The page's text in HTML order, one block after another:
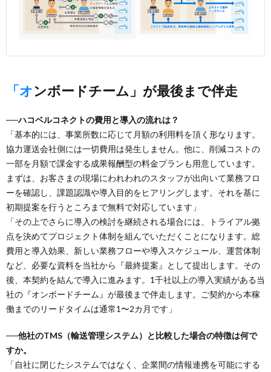
「オンボードチーム」が最後まで伴走
──ハコベルコネクトの費用と導入の流れは？
「基本的には、事業所数に応じて月額の利用料を頂く形なります。
協力運送会社側には一切費用は発生しません。他に、削減コストの
一部を月額で課金する成果報酬型の料金プランも用意しています。
まずは、お客さまの現場にわれわれのスタッフが出向いて業務フロ
ーを確認し、課題認識や導入目的をヒアリングします。それを基に
初期提案を行うところまで無料で対応しています」
「その上でさらに導入の検討を継続される場合には、トライアル拠
点を決めてプロジェクト体制を組んでいただくことになります。総
費用と導入効果、新しい業務フローや導入スケジュール、運営体制
など、必要な資料を当社から『最終提案』として提出します。その
後、本契約を結んで導入に進みます。1千社以上の導入実績がある当
社の『オンボードチーム』が最後まで伴走します。ご契約から本稼
働までのリードタイムは通常1〜2カ月です」
──他社のTMS（輸送管理システム）と比較した場合の特徴は何で
すか。
「自社に閉じたシステムではなく、企業間の情報連携を可能にする